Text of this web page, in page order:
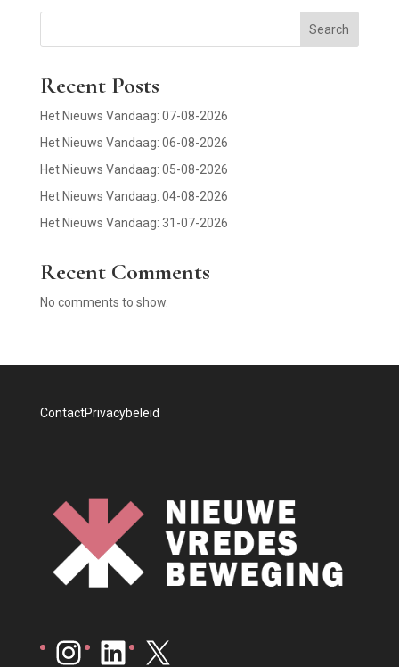
Search
Recent Posts
Het Nieuws Vandaag: 07-08-2026
Het Nieuws Vandaag: 06-08-2026
Het Nieuws Vandaag: 05-08-2026
Het Nieuws Vandaag: 04-08-2026
Het Nieuws Vandaag: 31-07-2026
Recent Comments
No comments to show.
ContactPrivacybeleid
Instagram
LinkedIn
X